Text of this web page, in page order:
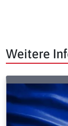
Weitere